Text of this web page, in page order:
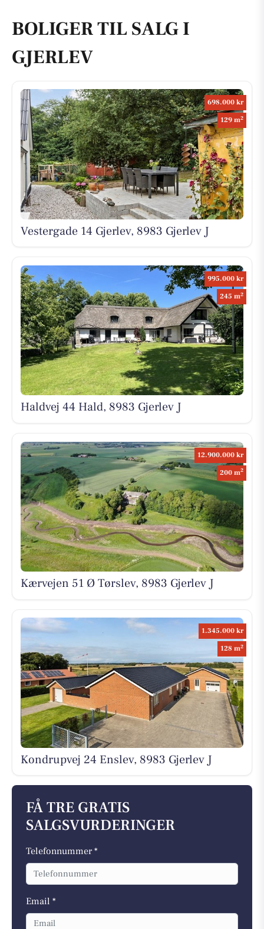
BOLIGER TIL SALG I
GJERLEV
698.000 kr
129 m2
Vestergade 14 Gjerlev, 8983 Gjerlev J
995.000 kr
245 m2
Haldvej 44 Hald, 8983 Gjerlev J
12.900.000 kr
200 m2
Kærvejen 51 Ø Tørslev, 8983 Gjerlev J
1.345.000 kr
128 m2
Kondrupvej 24 Enslev, 8983 Gjerlev J
FÅ TRE GRATIS
SALGSVURDERINGER
Telefonnummer *
Email *